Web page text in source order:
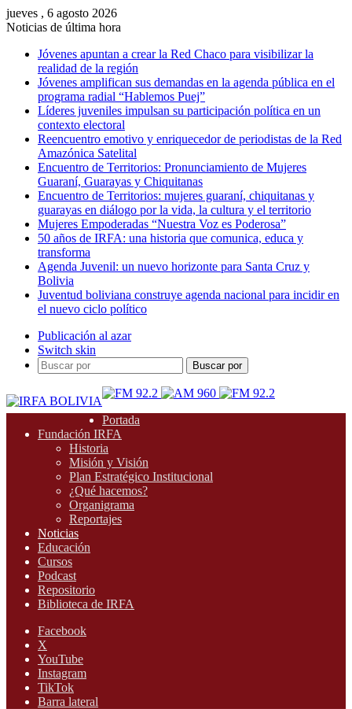
jueves , 6 agosto 2026
Noticias de última hora
Jóvenes apuntan a crear la Red Chaco para visibilizar la
realidad de la región
Jóvenes amplifican sus demandas en la agenda pública en el
programa radial “Hablemos Puej”
Líderes juveniles impulsan su participación política en un
contexto electoral
Reencuentro emotivo y enriquecedor de periodistas de la Red
Amazónica Satelital
Encuentro de Territorios: Pronunciamiento de Mujeres
Guaraní, Guarayas y Chiquitanas
Encuentro de Territorios: mujeres guaraní, chiquitanas y
guarayas en diálogo por la vida, la cultura y el territorio
Mujeres Empoderadas “Nuestra Voz es Poderosa”
50 años de IRFA: una historia que comunica, educa y
transforma
Agenda Juvenil: un nuevo horizonte para Santa Cruz y
Bolivia
Juventud boliviana construye agenda nacional para incidir en
el nuevo ciclo político
Publicación al azar
Switch skin
Buscar por
Portada
Fundación IRFA
Historia
Misión y Visión
Plan Estratégico Institucional
¿Qué hacemos?
Organigrama
Reportajes
Noticias
Educación
Cursos
Podcast
Repositorio
Biblioteca de IRFA
Facebook
X
YouTube
Instagram
TikTok
Barra lateral